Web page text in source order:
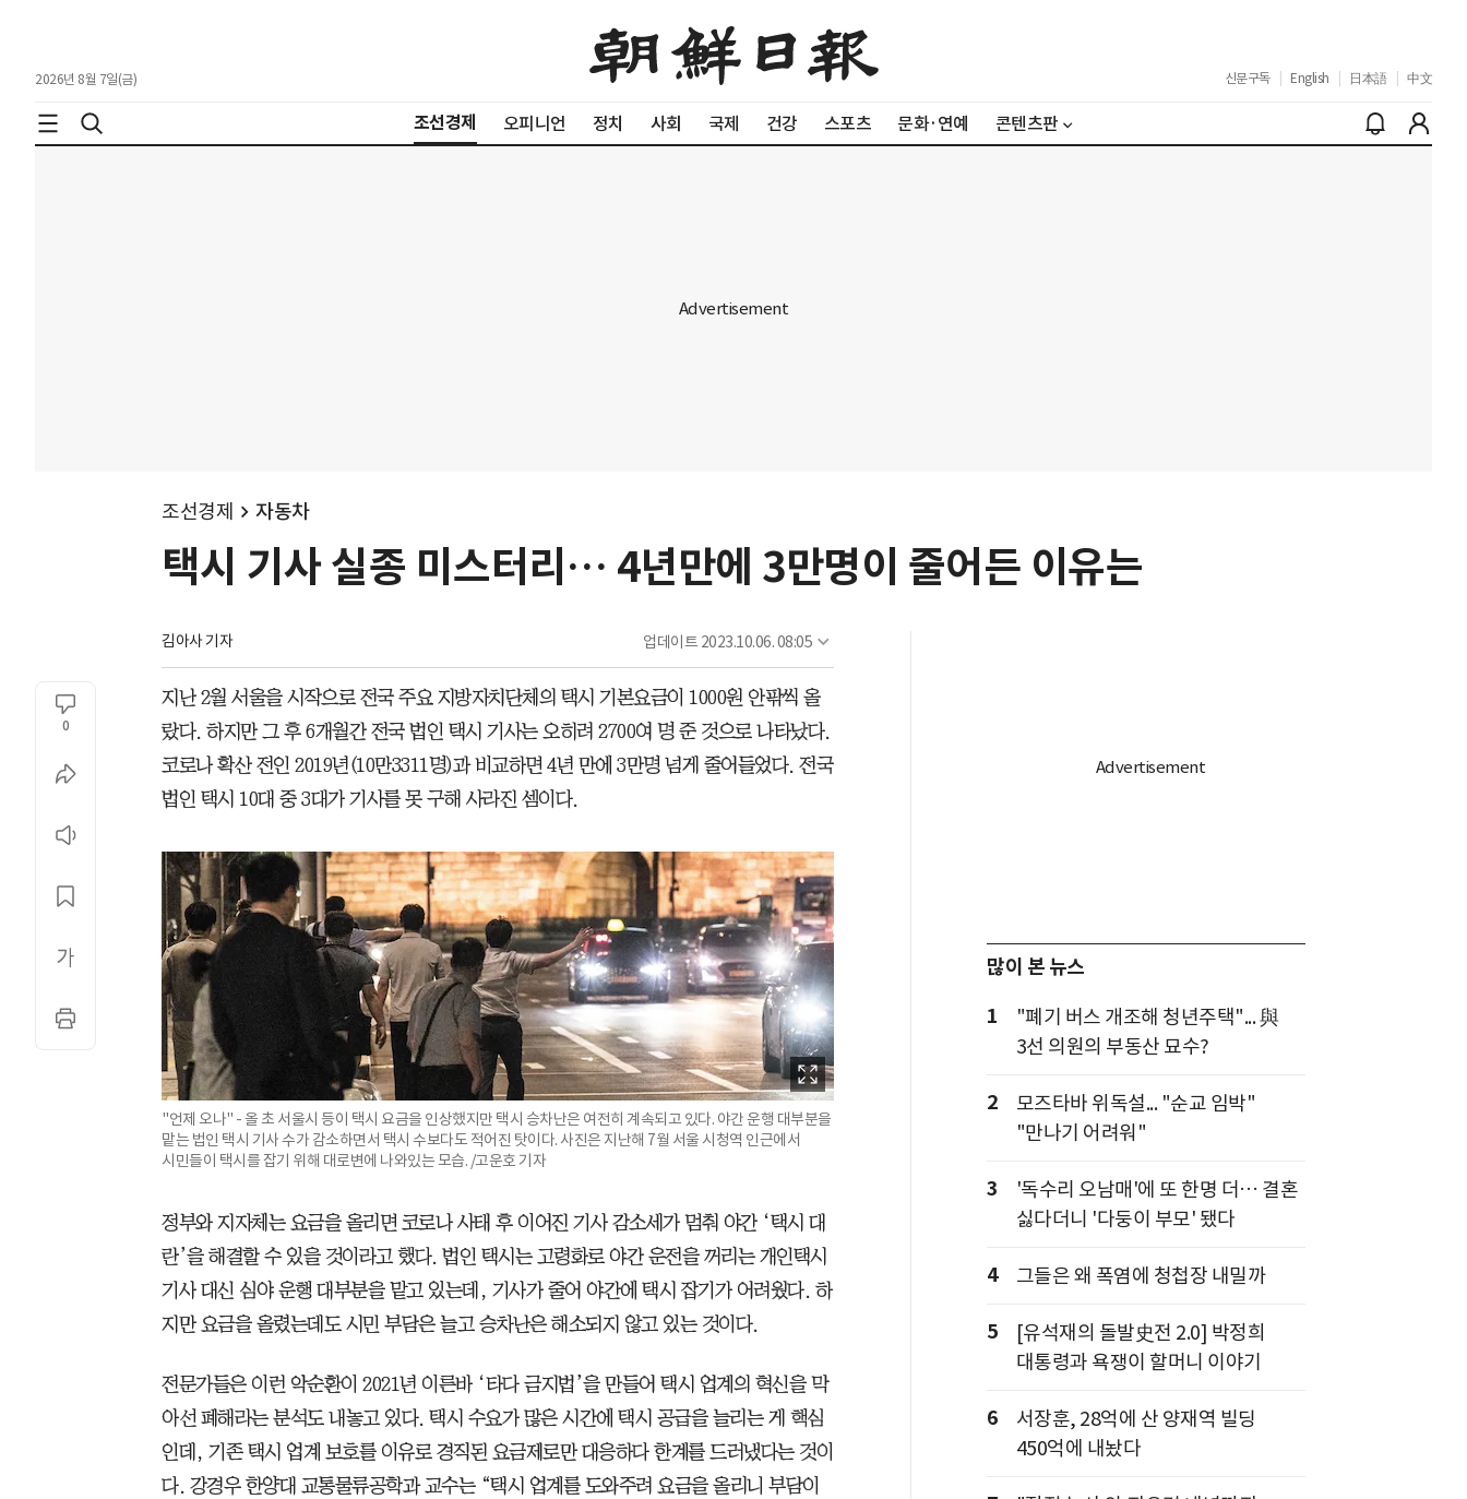
2026년 8월 7일(금) 신문구독 English 日本語 中文
조선경제 오피니언 정치 사회 국제 건강 스포츠 문화·연예 콘텐츠판
조선경제 자동차
택시 기사 실종 미스터리… 4년만에 3만명이 줄어든 이유는
김아사 기자 업데이트 2023.10.06. 08:05
0
지난 2월 서울을 시작으로 전국 주요 지방자치단체의 택시 기본요금이 1000원 안팎씩 올
랐다. 하지만 그 후 6개월간 전국 법인 택시 기사는 오히려 2700여 명 준 것으로 나타났다.
코로나 확산 전인 2019년(10만3311명)과 비교하면 4년 만에 3만명 넘게 줄어들었다. 전국
법인 택시 10대 중 3대가 기사를 못 구해 사라진 셈이다.
"언제 오나" - 올 초 서울시 등이 택시 요금을 인상했지만 택시 승차난은 여전히 계속되고 있다. 야간 운행 대부분을
맡는 법인 택시 기사 수가 감소하면서 택시 수보다도 적어진 탓이다. 사진은 지난해 7월 서울 시청역 인근에서
시민들이 택시를 잡기 위해 대로변에 나와있는 모습. /고운호 기자
정부와 지자체는 요금을 올리면 코로나 사태 후 이어진 기사 감소세가 멈춰 야간 ‘택시 대
란’을 해결할 수 있을 것이라고 했다. 법인 택시는 고령화로 야간 운전을 꺼리는 개인택시
기사 대신 심야 운행 대부분을 맡고 있는데, 기사가 줄어 야간에 택시 잡기가 어려웠다. 하
지만 요금을 올렸는데도 시민 부담은 늘고 승차난은 해소되지 않고 있는 것이다.
전문가들은 이런 악순환이 2021년 이른바 ‘타다 금지법’을 만들어 택시 업계의 혁신을 막
아선 폐해라는 분석도 내놓고 있다. 택시 수요가 많은 시간에 택시 공급을 늘리는 게 핵심
인데, 기존 택시 업계 보호를 이유로 경직된 요금제로만 대응하다 한계를 드러냈다는 것이
다. 강경우 한양대 교통물류공학과 교수는 “택시 업계를 도와주려 요금을 올리니 부담이
많이 본 뉴스
1
"폐기 버스 개조해 청년주택"... 與
3선 의원의 부동산 묘수?
2
모즈타바 위독설... "순교 임박"
"만나기 어려워"
3
'독수리 오남매'에 또 한명 더… 결혼
싫다더니 '다둥이 부모' 됐다
4 그들은 왜 폭염에 청첩장 내밀까
5
[유석재의 돌발史전 2.0] 박정희
대통령과 욕쟁이 할머니 이야기
6
서장훈, 28억에 산 양재역 빌딩
450억에 내놨다